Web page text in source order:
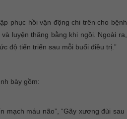
phục hồi vận động chi trên cho bệnh
luyện thăng bằng khi ngồi. Ngoài ra,
độ tiến triển sau mỗi buổi điều trị.”
bày gồm:
mạch máu não”, “Gãy xương đùi sau